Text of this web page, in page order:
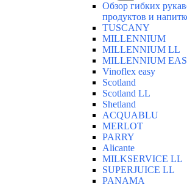
Обзор гибких
продуктов и
TUSCANY
MILLENNIUM
MILLENNIUM LL
MILLENNIUM
Vinoflex easy
Scotland
Scotland LL
Shetland
ACQUABLU
MERLOT
PARRY
Alicante
MILKSERVICE LL
SUPERJUICE LL
PANAMA